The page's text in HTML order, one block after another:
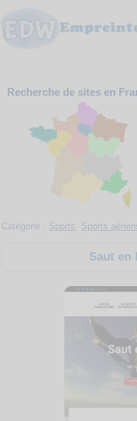
Webmaster
Contact
Support
Recherche de sites en
Catégorie : Sports Sports
Saut en